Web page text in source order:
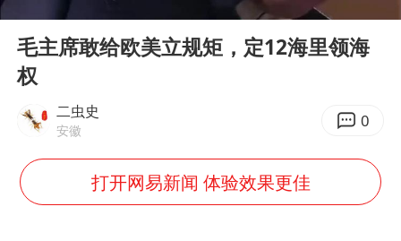
Play
毛主席敢给欧美立规矩，定12海里领海
权
二虫史
安徽 0
打开网易新闻 体验效果更佳